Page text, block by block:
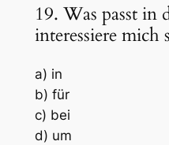
19. Was passt in
interessiere mich
a) in
b) für
c) bei
d) um